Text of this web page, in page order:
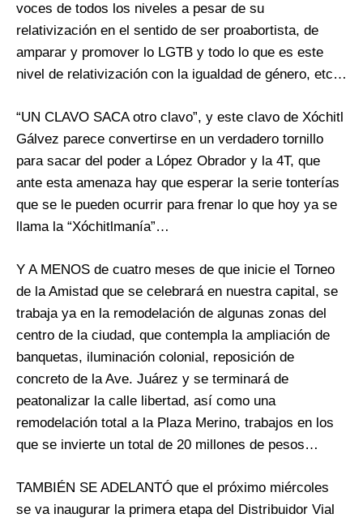
voces de todos los niveles a pesar de su
relativización en el sentido de ser proabortista, de
amparar y promover lo LGTB y todo lo que es este
nivel de relativización con la igualdad de género, etc…
“UN CLAVO SACA otro clavo”, y este clavo de Xóchitl
Gálvez parece convertirse en un verdadero tornillo
para sacar del poder a López Obrador y la 4T, que
ante esta amenaza hay que esperar la serie tonterías
que se le pueden ocurrir para frenar lo que hoy ya se
llama la “Xóchitlmanía”…
Y A MENOS de cuatro meses de que inicie el Torneo
de la Amistad que se celebrará en nuestra capital, se
trabaja ya en la remodelación de algunas zonas del
centro de la ciudad, que contempla la ampliación de
banquetas, iluminación colonial, reposición de
concreto de la Ave. Juárez y se terminará de
peatonalizar la calle libertad, así como una
remodelación total a la Plaza Merino, trabajos en los
que se invierte un total de 20 millones de pesos…
TAMBIÉN SE ADELANTÓ que el próximo miércoles
se va inaugurar la primera etapa del Distribuidor Vial